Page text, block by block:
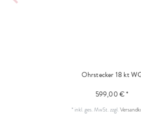
Ohrstecker 18 kt
599,00 € *
* inkl. ges. MwSt.zzgl.